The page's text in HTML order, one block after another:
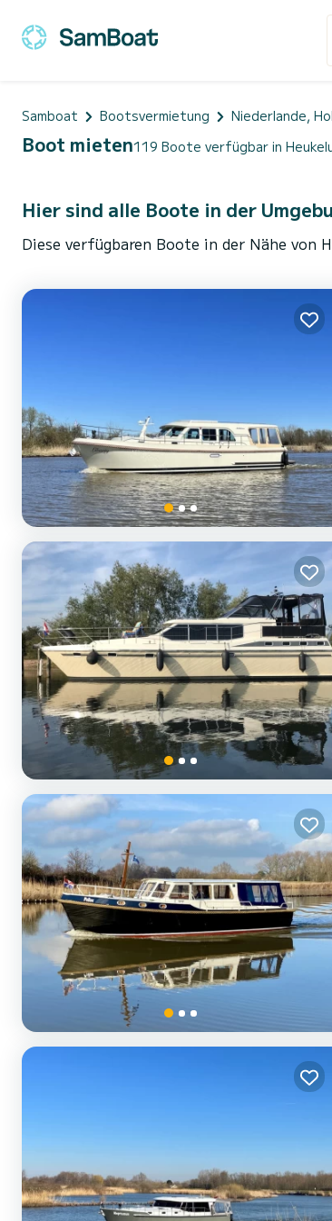
Samboat Bootsvermietung Niederlande,
Boot mieten119 Boote verfügbar in
Hier sind alle Boote in der
Diese verfügbaren Boote in der Nähe von